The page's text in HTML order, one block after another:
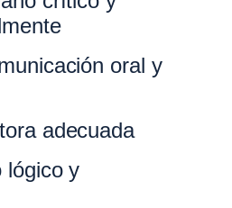
oral y
adecuada
lógico y